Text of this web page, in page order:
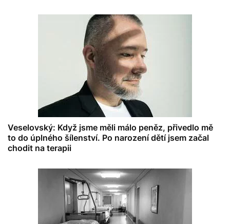
Veselovský: Když jsme měli málo peněz, přivedlo mě
to do úplného šílenství. Po narození dětí jsem začal
chodit na terapii